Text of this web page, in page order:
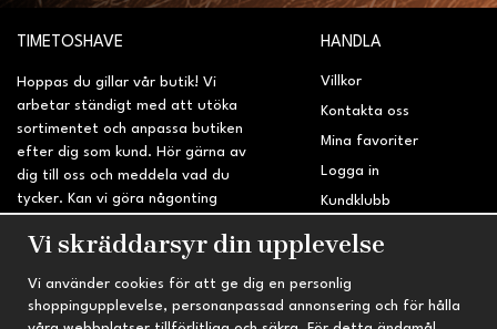
TIMETOSHAVE
Hoppas du gillar vår butik! Vi
arbetar ständigt med att utöka
sortimentet och anpassa butiken
efter dig som kund. Hör gärna av
dig till oss och meddela vad du
tycker. Kan vi göra någonting
sidan?
HANDLA
Villkor
Kontakta oss
Mina favoriter
Logga in
Kundklubb
Retur & Reklamation
INFORMATION TRYGG HANDEL
Vi skräddarsyr din upplevelse
Vi använder cookies för att ge dig en personlig
shoppingupplevelse, personanpassad annonsering och för hålla